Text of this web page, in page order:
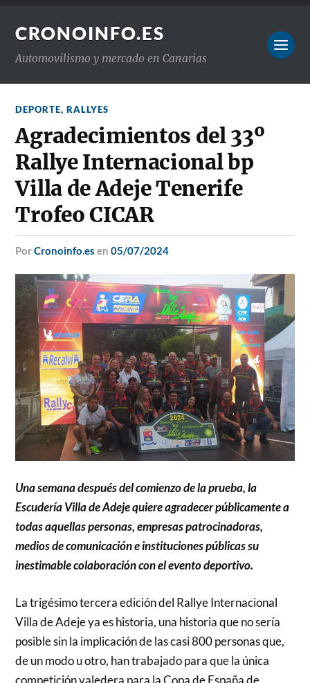
CRONOINFO.ES
Automovilismo y mercado en Canarias
DEPORTE,RALLYES
Agradecimientos del 33º
Rallye Internacional bp
Villa de Adeje Tenerife
Trofeo CICAR
porCronoinfo.es en05/07/2024
Una semana después del comienzo de la prueba, la
Escudería Villa de Adeje quiere agradecer públicamente a
todas aquellas personas, empresas patrocinadoras,
medios de comunicación e instituciones públicas su
inestimable colaboración con el evento deportivo.
La trigésimo tercera edición del Rallye Internacional
Villa de Adeje ya es historia, una historia que no sería
posible sin la implicación de las casi 800 personas que,
de un modo u otro, han trabajado para que la única
competición valedera para la Copa de España de